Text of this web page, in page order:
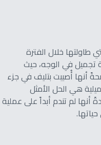
طاولتها خلال الفترة
تجميل في الوجه، حيث
أنها أُصيبت بتليف في جزء
هي الحل الأمثل
أنها لم تندم أبداً على عملية